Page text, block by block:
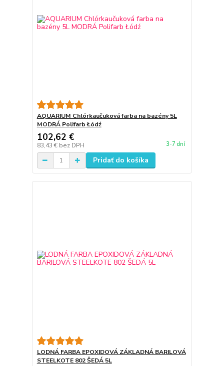
AQUARIUM Chlórkaučuková farba na bazény 5L
MODRÁ Polifarb Łódź
102,62 €
83,43 € bez DPH 3-7 dní
Pridať do košíka
LODNÁ FARBA EPOXIDOVÁ ZÁKLADNÁ BARILOVÁ
STEELKOTE 802 ŠEDÁ 5L